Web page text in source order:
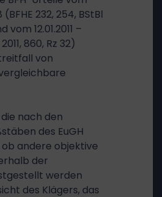
(BFHE 232, 254, BStBl
vom 12.01.2011 –
860, Rz 32)
von
nach den
des EuGH
andere objektive
der
werden
des Klägers, das